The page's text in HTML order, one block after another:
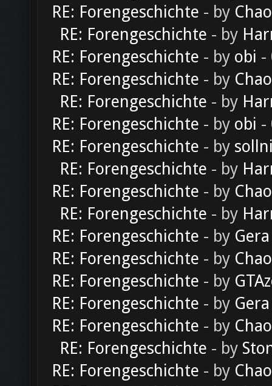
RE: Forengeschichte - by
RE: Forengeschichte - by
RE: Forengeschichte - by obi -
RE: Forengeschichte - by
RE: Forengeschichte - by
RE: Forengeschichte - by obi -
RE: Forengeschichte - by
RE: Forengeschichte - by
RE: Forengeschichte - by
RE: Forengeschichte - by
RE: Forengeschichte - by Gera
RE: Forengeschichte - by
RE: Forengeschichte - by
RE: Forengeschichte - by Gera
RE: Forengeschichte - by
RE: Forengeschichte - by
RE: Forengeschichte - by